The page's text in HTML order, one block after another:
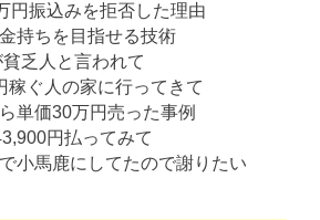
振込みを拒否した理由
持ちを目指せる技術
乏人と言われて
ぐ人の家に行ってきて
単価30万円売った事例
円払ってみて
小馬鹿にしてたので謝りたい